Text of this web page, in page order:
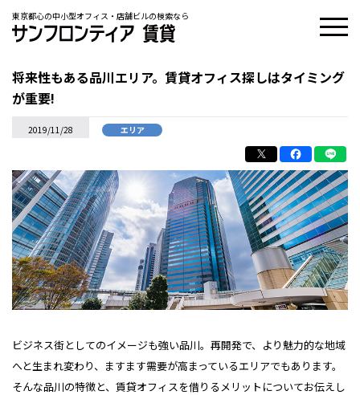
東京都心の中小型オフィス・店舗ビルの検索なら
将来性もある品川エリア。賃貸オフィス探しはタイミング
が重要!
2019/11/28 エリア
ビジネス街としてのイメージも強い品川。再開発で、より魅力的な地域
へと生まれ変わり、ますます需要が高まっているエリアでもあります。
そんな品川の特徴と、賃貸オフィスを借りるメリットについてお伝えし